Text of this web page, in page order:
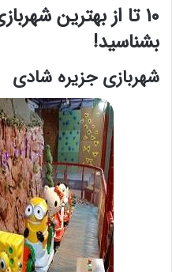
10 تا از بهترین
بشناسید!
شهربازی جزیره شادی